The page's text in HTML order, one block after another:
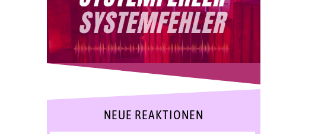
NEUE REAKTIONEN